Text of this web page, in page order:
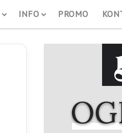
INFO PROMO